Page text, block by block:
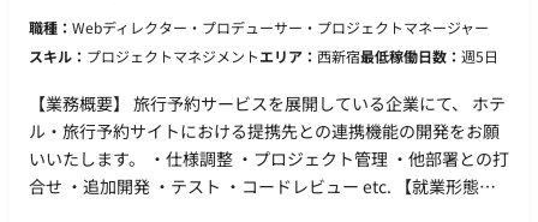
職種： Webディレクター・プロデューサー・プロジェクトマネージャー
スキル： プロジェクトマネジメントエリア： 西新宿最低稼働日数： 週5日
【業務概要】 旅行予約サービスを展開している企業にて、 ホテ
ル・旅行予約サイトにおける提携先との連携機能の開発をお願
いいたします。 ・仕様調整 ・プロジェクト管理 ・他部署との打
合せ ・追加開発 ・テスト ・コードレビュー etc. 【就業形態に